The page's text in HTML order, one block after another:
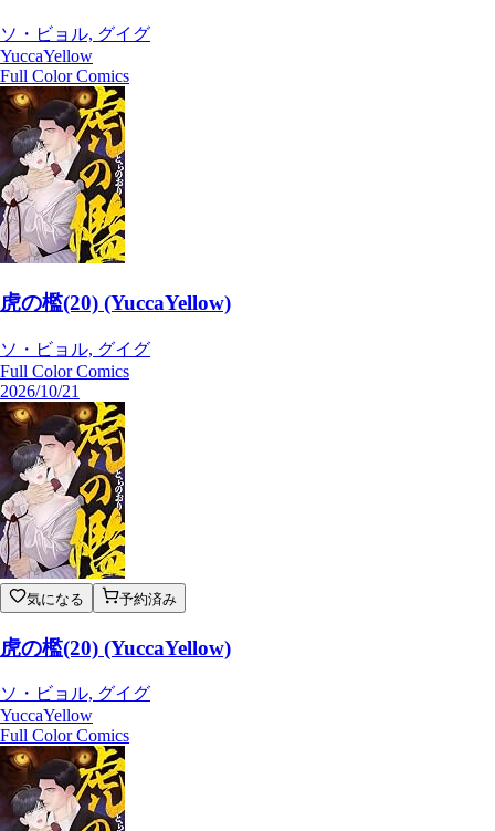
ソ・ビョル, グイグ
YuccaYellow
Full Color Comics
虎の檻(20) (YuccaYellow)
ソ・ビョル, グイグ
Full Color Comics
2026/10/21
気になる 予約済み
虎の檻(20) (YuccaYellow)
ソ・ビョル, グイグ
YuccaYellow
Full Color Comics